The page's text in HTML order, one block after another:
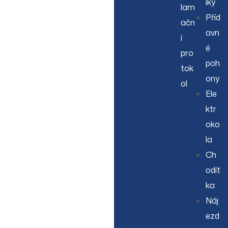
lam
ačn
í
pro
tok
ol
Příd
avn
é
poh
ony
Ele
ktr
oko
la
Ch
odít
ka
Náj
ezd